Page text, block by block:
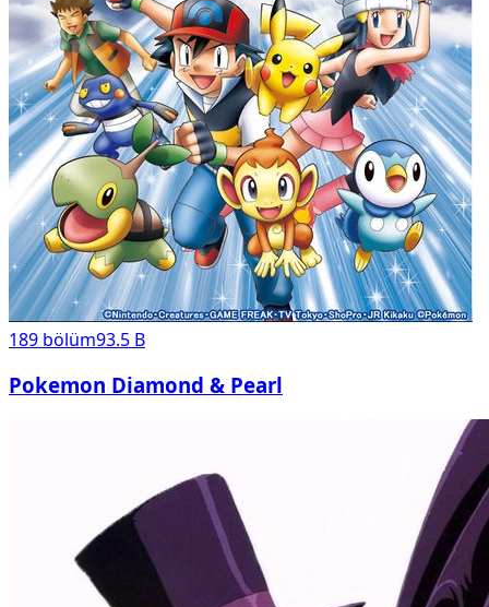
189 bölüm93.5 B
Pokemon Diamond & Pearl